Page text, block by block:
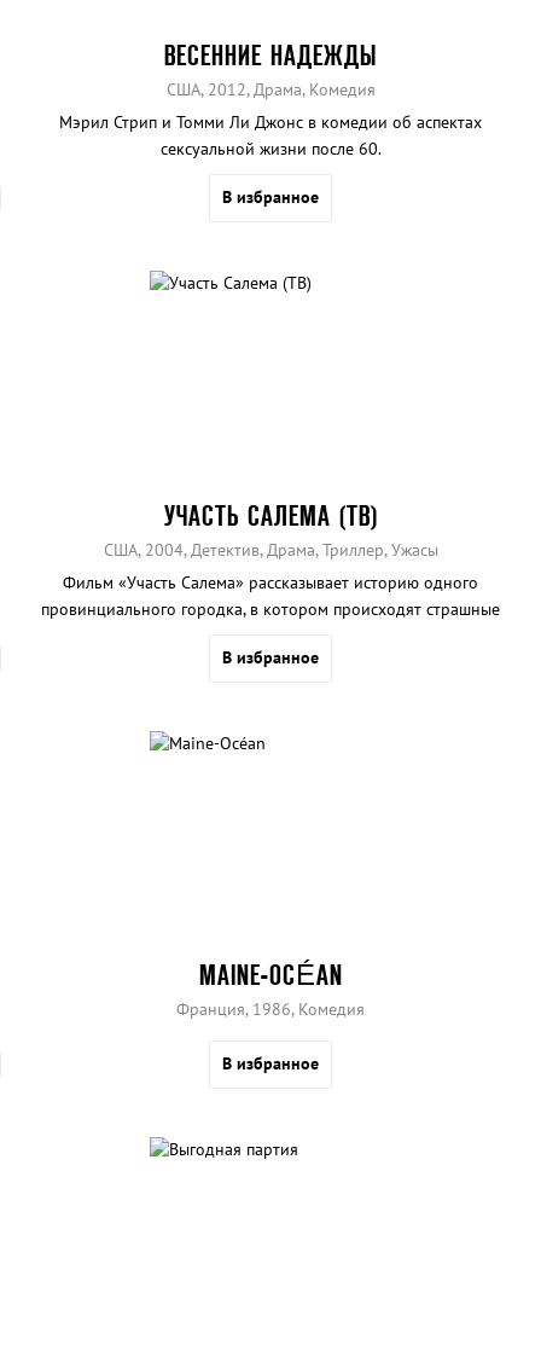
ВЕСЕННИЕ НАДЕЖДЫ
США, 2012, Драма, Комедия
Мэрил Стрип и Томми Ли Джонс в комедии об аспектах
сексуальной жизни после 60.
В избранное
УЧАСТЬ САЛЕМА (ТВ)
США, 2004, Детектив, Драма, Триллер, Ужасы
Фильм «Участь Салема» рассказывает историю одного
провинциального городка, в котором происходят страшные
В избранное
MAINE-OCÉAN
Франция, 1986, Комедия
В избранное